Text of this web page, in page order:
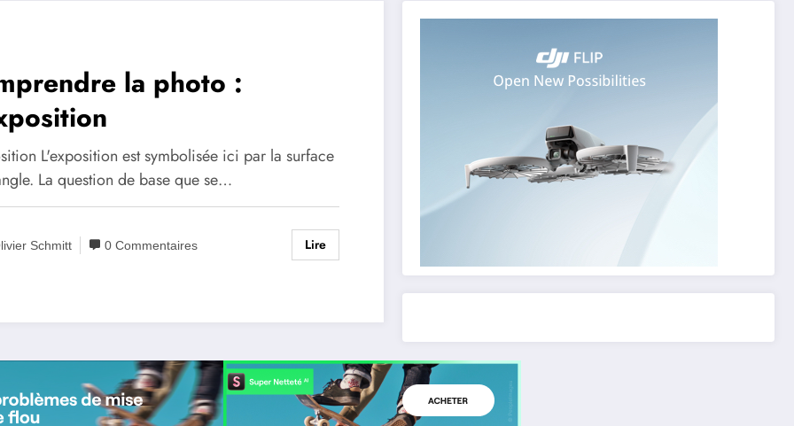
la photo :
L'exposition est symbolisée ici par la surface
La question de base que se…
Schmitt 0 Commentaires Lire